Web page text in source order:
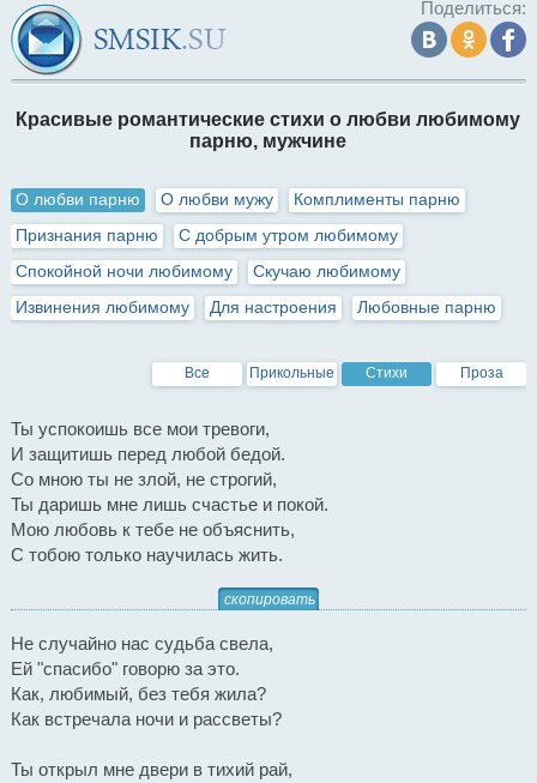
Поделиться:
Красивые романтические стихи о любви любимому
парню, мужчине
О любви парню О любви мужу
Комплименты парню
Признания парню
С добрым утром любимому
Спокойной ночи любимому
Скучаю любимому
Извинения любимому
Для настроения Любовные парню
Все Прикольные Стихи Проза
Ты успокоишь все мои тревоги,
И защитишь перед любой бедой.
Со мною ты не злой, не строгий,
Ты даришь мне лишь счастье и покой.
Мою любовь к тебе не объяснить,
С тобою только научилась жить.
скопировать
Не случайно нас судьба свела,
Ей "спасибо" говорю за это.
Как, любимый, без тебя жила?
Как встречала ночи и рассветы?
Ты открыл мне двери в тихий рай,